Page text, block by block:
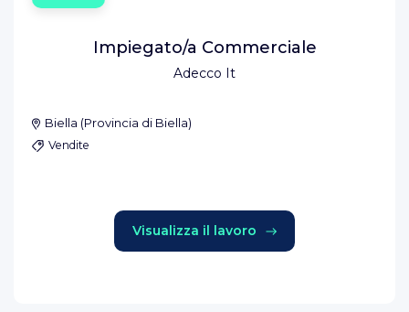
Adecco It
Impiegato/a Commerciale
Biella (Provincia di Biella)
Vendite
Visualizza il lavoro